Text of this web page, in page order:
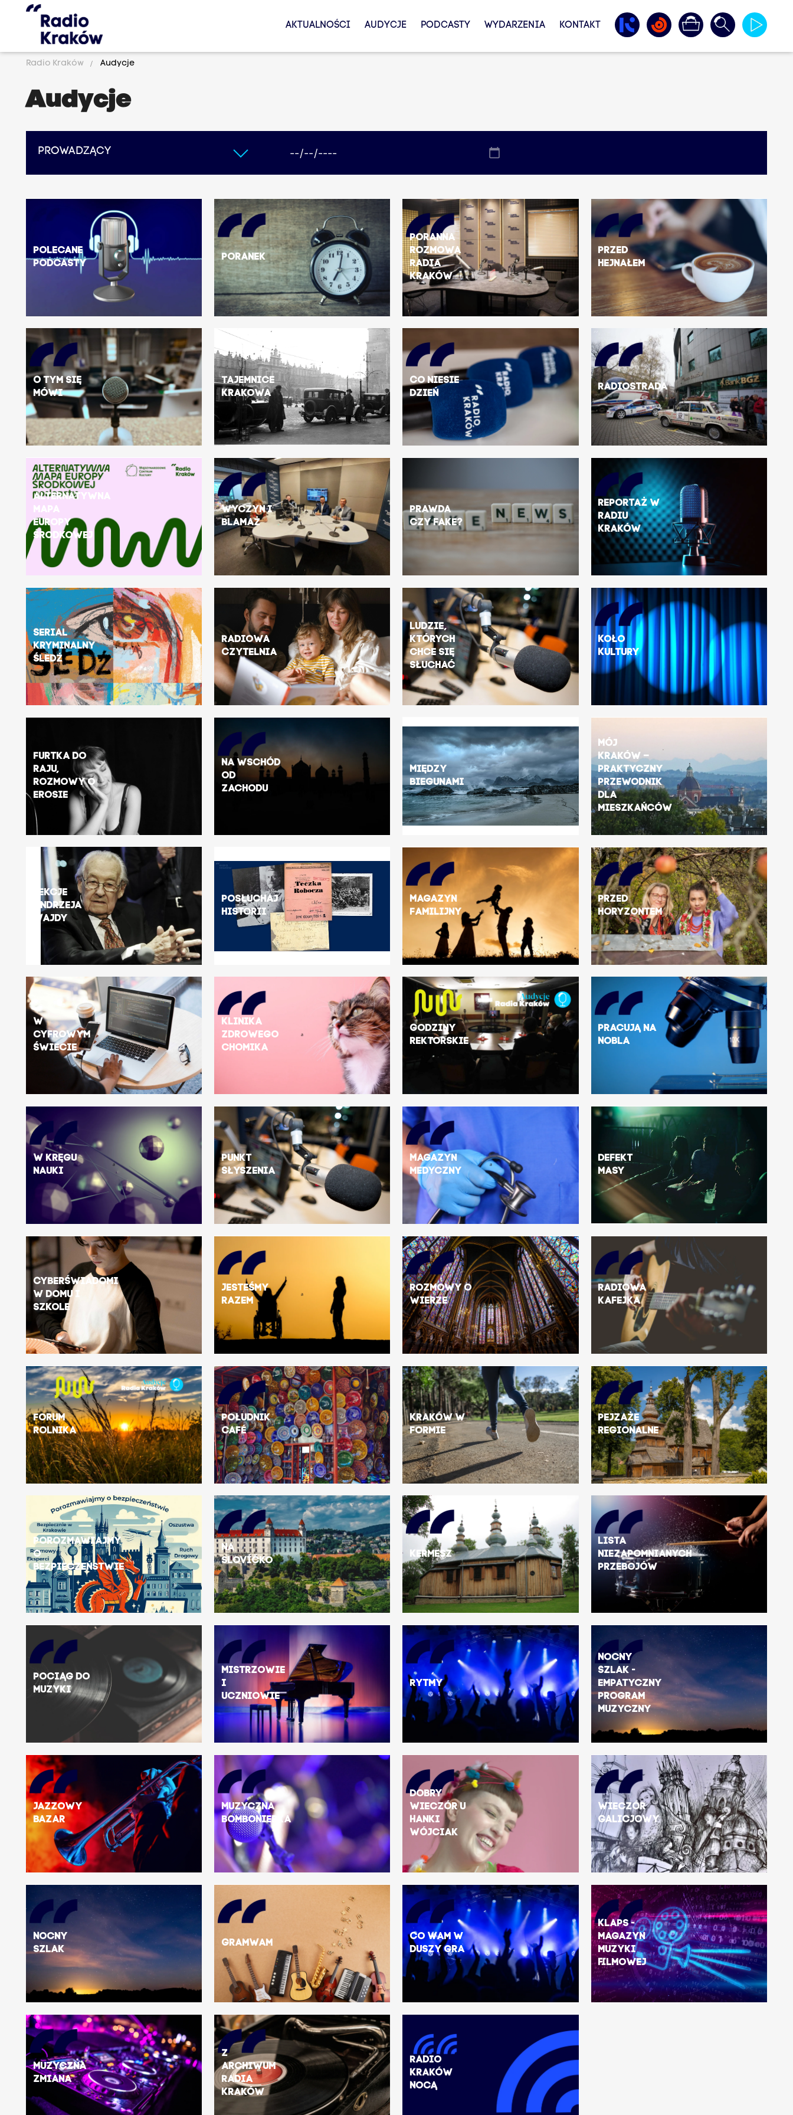
AKTUALNOŚCI AUDYCJE PODCASTY WYDARZENIA KONTAKT
Radio Kraków Audycje
Audycje
PROWADZĄCY
Polecane
podcasty
Poranek
Poranna
rozmowa
Radia
Kraków
Przed
hejnałem
O tym się
mówi
Tajemnice
Krakowa
Co niesie
dzień
Radiostrada
Alternatywna
mapa
Europy
Środkowej
Wyczyn i
blamaż
Prawda
czy fake?
Reportaż w
Radiu
Kraków
Serial
kryminalny
Śledź
Radiowa
Czytelnia
Ludzie,
których
chce się
słuchać
Koło
Kultury
Furtka do
raju,
rozmowy o
Erosie
Na wschód
od
zachodu
Między
biegunami
Mój
Kraków –
praktyczny
przewodnik
dla
mieszkańców
Lekcje
Andrzeja
Wajdy
Posłuchaj
historii
Magazyn
Familijny
Przed
horyzontem
W
cyfrowym
świecie
Klinika
zdrowego
chomika
Godziny
rektorskie
Pracują na
Nobla
W kręgu
nauki
Punkt
Słyszenia
Magazyn
medyczny
Defekt
masy
Cyberświadomi
w domu i
szkole
Jesteśmy
razem
Rozmowy o
wierze
Radiowa
kafejka
Forum
Rolnika
Południk
Café
Kraków w
formie
Pejzaże
regionalne
Porozmawiajmy
o
bezpieczeństwie
Na
slovíčko
Kermesz
Lista
niezapomnianych
przebojów
Pociąg do
muzyki
Mistrzowie
i
uczniowie
Rytmy
Nocny
Szlak -
Empatyczny
Program
Muzyczny
Jazzowy
Bazar
Muzyczna
bombonierka
Dobry
Wieczór u
Hanki
Wójciak
Wieczór
GALICJOWY
Nocny
szlak
GramWam
Co Wam w
duszy gra
Klaps -
magazyn
muzyki
filmowej
Muzyczna
zmiana
Z
archiwum
Radia
Kraków
Radio
Kraków
Nocą